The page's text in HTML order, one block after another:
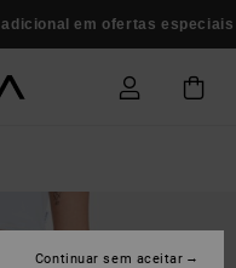
em ofertas especiais
Continuar sem aceitar